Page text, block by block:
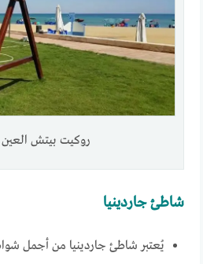
روكيت بيتش
شاطئ جاردينيا
يُعتبر شاطئ جاردينيا من أجمل